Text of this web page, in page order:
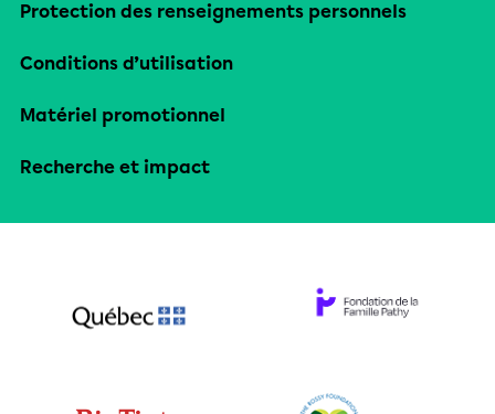
Protection des renseignements personnels
Conditions d’utilisation
Matériel promotionnel
Recherche et impact